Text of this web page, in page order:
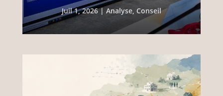
Juil 1, 2026|Analyse, Conseil